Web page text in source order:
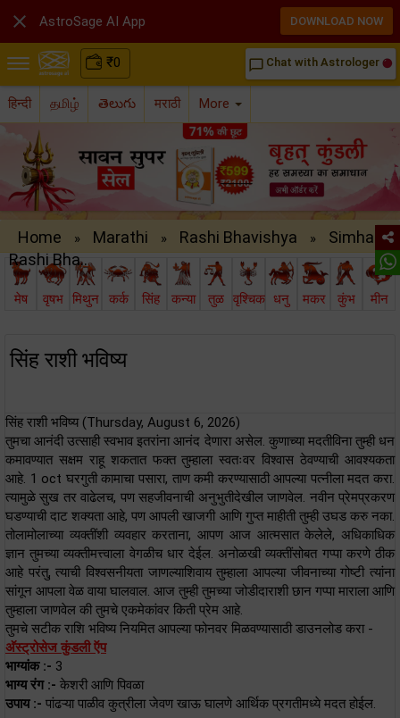
₹0 chat_bubble_outline Chat with Astrologer
हिन्दी தமிழ் తెలుగు मराठी More
Home » Marathi » Rashi Bhavishya »
Simha
Rashi Bha..
मेष वृषभ मिथुन कर्क सिंह कन्या तुळ वृश्चिक धनु मकर कुंभ मीन
सिंह राशी भविष्य
सिंह राशी भविष्य (Thursday, August 6, 2026)
तुमचा आनंदी उत्साही स्वभाव इतरांना आनंद देणारा असेल. कुणाच्या मदतीविना तुम्ही धन
कमावण्यात सक्षम राहू शकतात फक्त तुम्हाला स्वतःवर विश्वास ठेवण्याची आवश्यकता
आहे. 1 oct घरगुती कामाचा पसारा, ताण कमी करण्यासाठी आपल्या पत्नीला मदत करा.
त्यामुळे सुख तर वाढेलच, पण सहजीवनाची अनुभुतीदेखील जाणवेल. नवीन प्रेमप्रकरण
घडण्याची दाट शक्यता आहे, पण आपली खाजगी आणि गुप्त माहीती तुम्ही उघड करु नका.
तोलामोलाच्या व्यक्तींशी व्यवहार करताना, आपण आज आत्मसात केलेले, अधिकाधिक
ज्ञान तुमच्या व्यक्तीमत्त्वाला वेगळीच धार देईल. अनोळखी व्यक्तींसोबत गप्पा करणे ठीक
आहे परंतु, त्याची विश्वसनीयता जाणल्याशिवाय तुम्हाला आपल्या जीवनाच्या गोष्टी त्यांना
सांगून आपला वेळ वाया घालवाल. आज तुम्ही तुमच्या जोडीदाराशी छान गप्पा माराला आणि
तुम्हाला जाणवेल की तुमचे एकमेकांवर किती प्रेम आहे.
तुमचे सटीक राशि भविष्य नियमित आपल्या फोनवर मिळवण्यासाठी डाउनलोड करा -
अ‍ॅस्ट्रोसेज कुंडली ऍप
भाग्यांक :- 3
भाग्य रंग :- केशरी आणि पिवळा
उपाय :- पांढऱ्या पाळीव कुत्रीला जेवण खाऊ घालणे आर्थिक प्रगतीमध्ये मदत होईल.
 AstroSage AI App DOWNLOAD NOW